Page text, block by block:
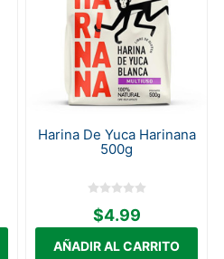
Harina De Yuca Harinana
500g
$4.99